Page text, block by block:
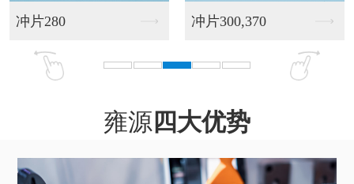
无刷48.4 无刷52
雍源 四大优势